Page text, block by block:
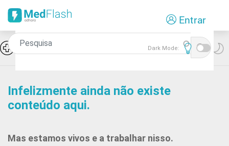
o
principal
Entrar
Icon Hiponatremia e SIADH Dark Mode:
Infelizmente ainda não existe
conteúdo aqui.
Mas estamos vivos e a trabalhar nisso.